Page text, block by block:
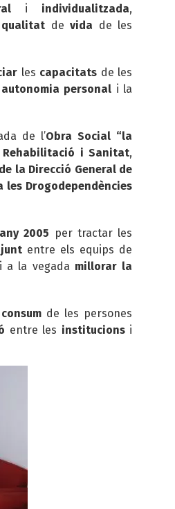
i individualitzada,
qualitat devida de les
les capacitats de les
autonomia personal i la
de l’Obra Social “la
Rehabilitació i Sanitat,
la Direcció General de
les Drogodependències
2005 per tractar les
entre els equips de
a la vegada millorar la
consum de les persones
entre les institucions i